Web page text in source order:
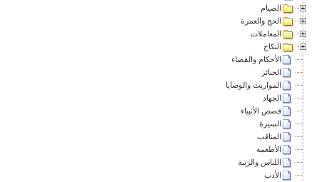
الصيام
الحج والعمرة
المعاملات
النكاح
الأحكام والقضاء
الجنائز
المواريث والوصايا
الجهاد
قصص الأنبياء
السيرة
المناقب
الأطعمة
اللباس والزينة
الأدب